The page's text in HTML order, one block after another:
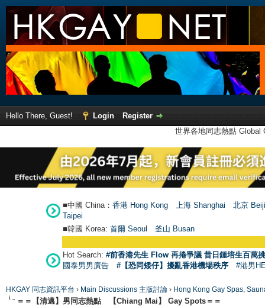
Hello There, Guest! Login
Register
世界各地同志熱點
■中國 China： 香港 Hong Kong 上海 Shanghai
北京
Taipei
■韓國 Korea: 首爾 Seoul 釜山 Busan
Hot Search: #前香港先生 Flow 再捲爭議 昔日鍾培生百萬
國泰男男廣告
#【恐同矮仔】擾亂香港機場秩序 #港男
HKGAY 同志資訊平台 › Main Discussions 主版討論 › Hong Kong Gay Spas,
＝＝【清邁】男同志熱點 【Chiang Mai】 Gay Spots＝＝